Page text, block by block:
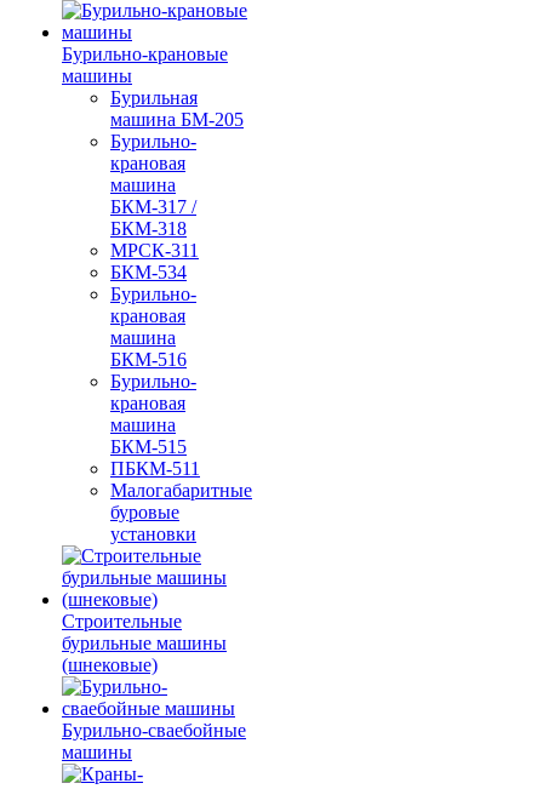
Бурильно-крановые
машины
Бурильная
машина БМ-205
Бурильно-
крановая
машина
БКМ-317 /
БКМ-318
МРСК-311
БКМ-534
Бурильно-
крановая
машина
БКМ-516
Бурильно-
крановая
машина
БКМ-515
ПБКМ-511
Малогабаритные
буровые
установки
Строительные
бурильные машины
(шнековые)
Бурильно-сваебойные
машины